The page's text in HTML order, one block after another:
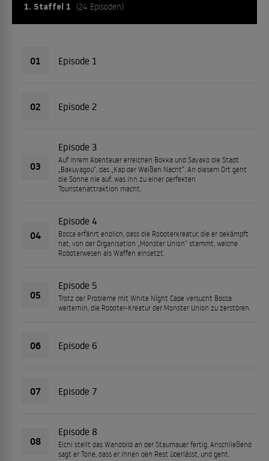
1. Staffel 1 (24 Episoden)
01 Episode 1
02 Episode 2
03
Episode 3
Auf ihrem Abenteuer erreichen Bokka und Sayako die Stadt
„Bakuyagou“, das „Kap der Weißen Nacht“. An diesem Ort geht
die Sonne nie auf, was ihn zu einer perfekten
Touristenattraktion macht.
04
Episode 4
Bocca erfährt endlich, dass die Roboterkreatur, die er bekämpft
hat, von der Organisation „Monster Union“ stammt, welche
Roboterwesen als Waffen einsetzt.
05
Episode 5
Trotz der Probleme mit White Night Cape versucht Bocca
weiterhin, die Roboter-Kreatur der Monster Union zu zerstören.
06 Episode 6
07 Episode 7
08
Episode 8
Eichi stellt das Wandbild an der Staumauer fertig. Anschließend
sagt er Tone, dass er ihnen den Rest überlässt, und geht.